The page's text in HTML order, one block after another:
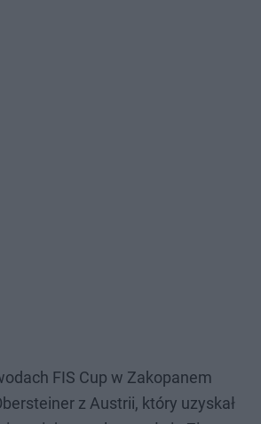
FIS Cup w Zakopanem
z Austrii, który uzyskał